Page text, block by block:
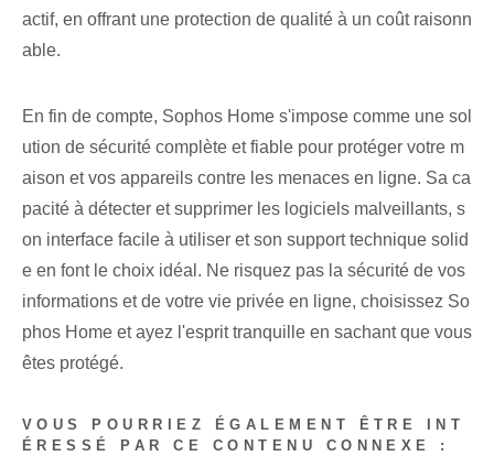
actif, en offrant une protection de qualité à un coût raisonn
able.
En fin de compte, Sophos Home s'impose comme une sol
ution de sécurité complète et fiable pour protéger votre m
aison et vos appareils contre les menaces en ligne. Sa ca
pacité à détecter et supprimer les logiciels malveillants, s
on interface facile à utiliser et son support technique solid
e en font le choix idéal. Ne risquez pas la sécurité de vos
informations et de votre vie privée en ligne, choisissez So
phos Home et ayez l'esprit tranquille en sachant que vous
êtes protégé.
VOUS POURRIEZ ÉGALEMENT ÊTRE INT
ÉRESSÉ PAR CE CONTENU CONNEXE :